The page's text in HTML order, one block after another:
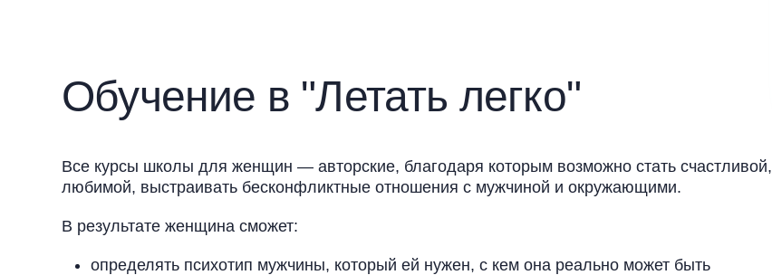
Обучение в "Летать легко"
Все курсы школы для женщин — авторские, благодаря которым возможно стать счастливой,
любимой, выстраивать бесконфликтные отношения с мужчиной и окружающими.
В результате женщина сможет:
определять психотип мужчины, который ей нужен, с кем она реально может быть